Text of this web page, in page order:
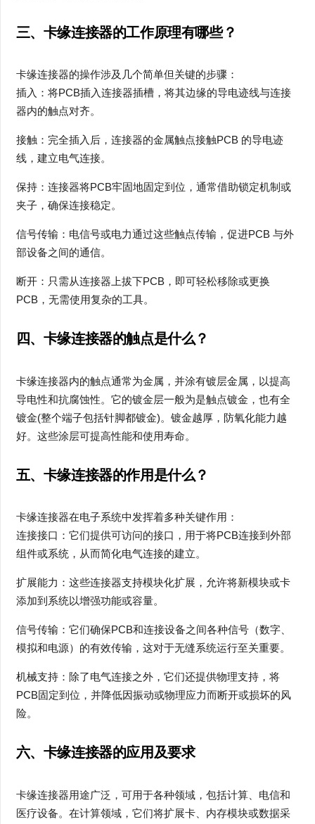
三、 卡缘连接器的工作原理有哪些？
卡缘连接器的操作涉及几个简单但关键的步骤：
插入：将PCB插入连接器插槽，将其边缘的导电迹线与连接
器内的触点对齐。
接触：完全插入后，连接器的金属触点接触PCB 的导电迹
线，建立电气连接。
保持：连接器将PCB牢固地固定到位，通常借助锁定机制或
夹子，确保连接稳定。
信号传输：电信号或电力通过这些触点传输，促进PCB 与外
部设备之间的通信。
断开：只需从连接器上拔下PCB，即可轻松移除或更换
PCB，无需使用复杂的工具。
四、 卡缘连接器的触点是什么？
卡缘连接器内的触点通常为金属，并涂有镀层金属，以提高
导电性和抗腐蚀性。它的镀金层一般为是触点镀金，也有全
镀金(整个端子包括针脚都镀金)。镀金越厚，防氧化能力越
好。这些涂层可提高性能和使用寿命。
五、卡缘连接器的作用是什么？
卡缘连接器在电子系统中发挥着多种关键作用：
连接接口：它们提供可访问的接口，用于将PCB连接到外部
组件或系统，从而简化电气连接的建立。
扩展能力：这些连接器支持模块化扩展，允许将新模块或卡
添加到系统以增强功能或容量。
信号传输：它们确保PCB和连接设备之间各种信号（数字、
模拟和电源）的有效传输，这对于无缝系统运行至关重要。
机械支持：除了电气连接之外，它们还提供物理支持，将
PCB固定到位，并降低因振动或物理应力而断开或损坏的风
险。
六、卡缘连接器的应用及要求
卡缘连接器用途广泛，可用于各种领域，包括计算、电信和
医疗设备。在计算领域，它们将扩展卡、内存模块或数据采